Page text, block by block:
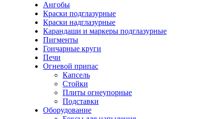
Ангобы
Краски подглазурные
Краски надглазурные
Карандаши и маркеры подглазурные
Пигменты
Гончарные круги
Печи
Огневой припас
Капсель
Стойки
Плиты огнеупорные
Подставки
Оборудование